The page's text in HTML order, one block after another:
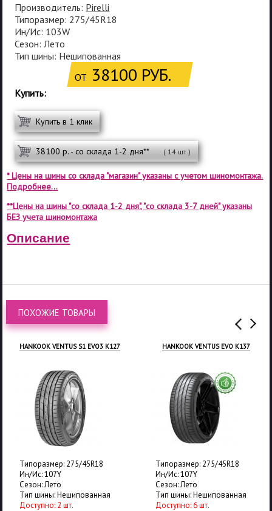
Производитель: Pirelli
Типоразмер: 275/45R18
Ин/Ис: 103W
Сезон: Лето
Тип шины: Нешипованная
ОТ 38100 РУБ.
Купить:
Купить в 1 клик
38100 р. - со склада 1-2 дня** ( 14 шт.)
* Цены на шины со склада "магазин" указаны с учетом шиномонтажа.
Подробнее...
**Цены на шины "со склада 1-2 дня", "со склада 3-7 дней" указаны
БЕЗ учета шиномонтажа
Описание
ПОХОЖИЕ ТОВАРЫ
HANKOOK VENTUS S1 EVO3 K127
Типоразмер: 275/45R18
Ин/Ис: 107Y
Сезон: Лето
Тип шины: Нешипованная
Доступно: 2 шт.
HANKOOK VENTUS EVO K137
Типоразмер: 275/45R18
Ин/Ис: 107Y
Сезон: Лето
Тип шины: Нешипованная
Доступно: 6 шт.